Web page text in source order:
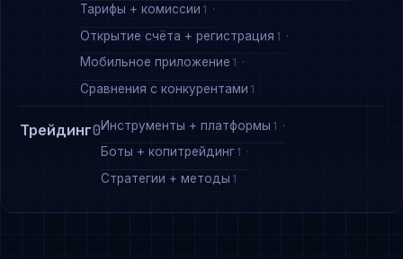
Тарифы + комиссии 1
Открытие счёта + регистрация 1
Мобильное приложение 1
Сравнения с конкурентами 1
Трейдинг0Инструменты + платформы 1
Боты + копитрейдинг 1
Стратегии + методы 1